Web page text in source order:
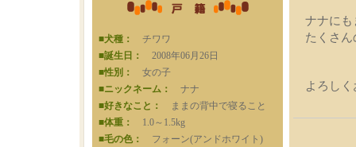
■犬種： チワワ
■誕生日： 2008年06月26日
■性別： 女の子
■ニックネーム： ナナ
■好きなこと：
ままの背中で寝ること
■体重： 1.0～1.5kg
■毛の色： フォーン(アンドホワイト)
ナナにも
たくさ
よろし